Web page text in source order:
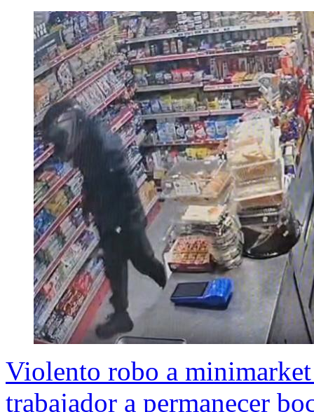
Violento robo a
trabajador a permanecer